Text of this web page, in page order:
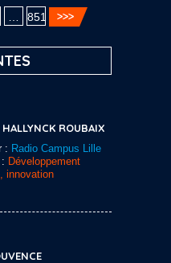
851
HALLYNCK ROUBAIX
: Radio Campus Lille
Développement
innovation